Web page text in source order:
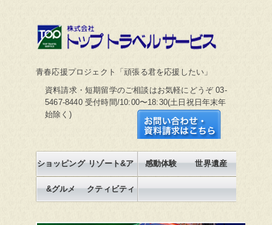
青春応援プロジェクト「頑張る君を応援したい」
資料請求・短期留学のご相談はお気軽にどうぞ 03-
5467-8440 受付時間/10:00〜18:30(土日祝日年末年
始除く)
こちら
ショッピング
&グルメ
リゾート&ア
クティビティ
感動体験 世界遺産